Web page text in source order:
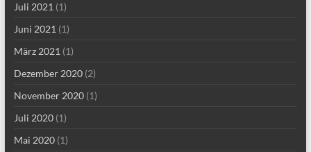
Juli 2021 (1)
Juni 2021 (1)
März 2021 (1)
Dezember 2020(2)
November 2020(1)
Juli 2020(1)
Mai 2020(1)